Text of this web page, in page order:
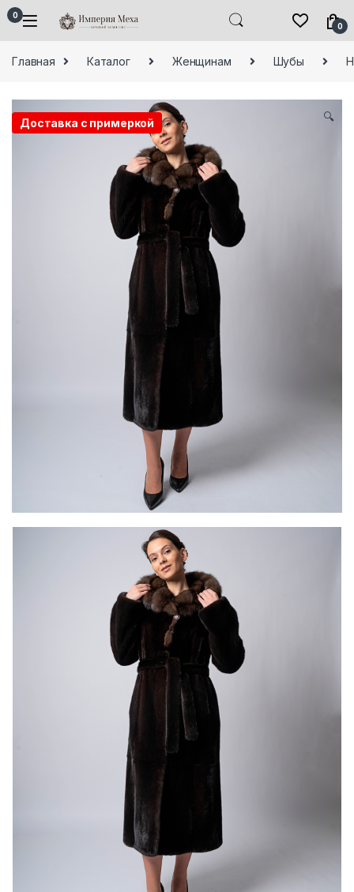
Skip to navigation
Skip to content
0
0
Главная Каталог Женщинам Шубы
Доставка с примеркой 🔍